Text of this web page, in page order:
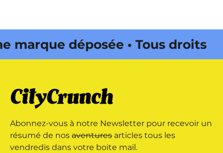
déposée • Tous droits
déposée • Tous droits
par Buena Onda Web •
Abonnez-vous à notre Newsletter pour recevoir un
résumé de nos aventures articles tous les
vendredis dans votre boite mail.